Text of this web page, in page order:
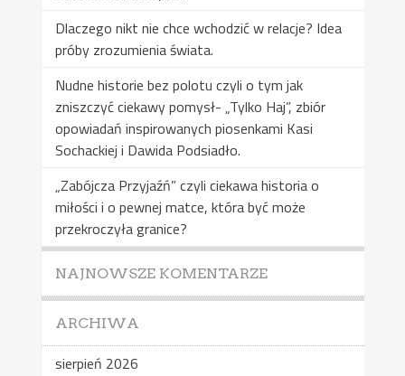
Dlaczego nikt nie chce wchodzić w relacje? Idea
próby zrozumienia świata.
Nudne historie bez polotu czyli o tym jak
zniszczyć ciekawy pomysł- „Tylko Haj”, zbiór
opowiadań inspirowanych piosenkami Kasi
Sochackiej i Dawida Podsiadło.
„Zabójcza Przyjaźń” czyli ciekawa historia o
miłości i o pewnej matce, która być może
przekroczyła granice?
NAJNOWSZE KOMENTARZE
ARCHIWA
sierpień 2026